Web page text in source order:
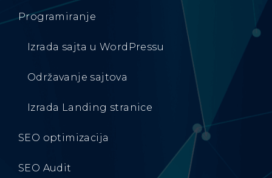
Programiranje
Izrada sajta u WordPressu
Održavanje sajtova
Izrada Landing stranice
SEO optimizacija
SEO Audit